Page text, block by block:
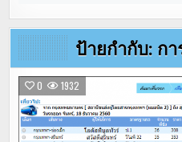
ป้ายกำกับ: ก
0 1932